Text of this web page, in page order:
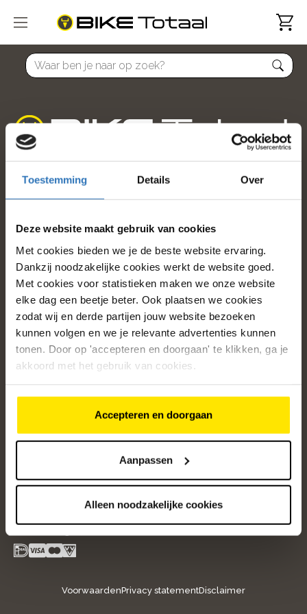
Toestemming Details Over
Deze website maakt gebruik van cookies
Met cookies bieden we je de beste website ervaring.
Dankzij noodzakelijke cookies werkt de website goed.
Met cookies voor statistieken maken we onze website
elke dag een beetje beter. Ook plaatsen we cookies
zodat wij en derde partijen jouw website bezoeken
kunnen volgen en we je relevante advertenties kunnen
tonen. Door op 'accepteren en doorgaan' te klikken, ga je
akkoord met het gebruik van cookies.
Accepteren en doorgaan
Aanpassen
Alleen noodzakelijke cookies
home
home
Populaire categorieën
Klantenservice
Over ons
4.8 /5
12517 beoordelingen
Altijd op de hoogte van onze acties
Ontvang de beste aanbiedingen en persoonlijk advies.
Betaalmogelijkheden
VoorwaardenPrivacy statementDisclaimer